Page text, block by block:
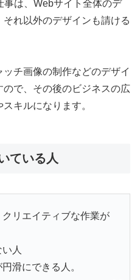
は、Webサイト全体のデ
れ以外のデザインも請ける
チ画像の制作などのデザイ
で、その後のビジネスの広
キルになります。
ている人
クリエイティブな作業が
人
滑にできる人。